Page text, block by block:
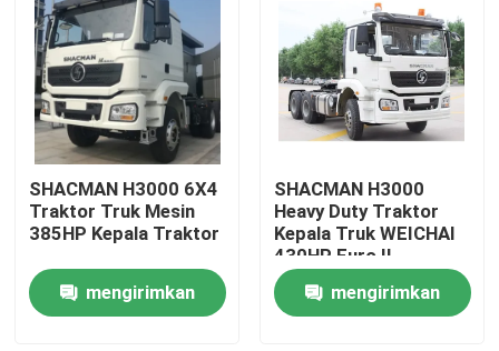
SHACMAN H3000 6X4
Traktor Truk Mesin
385HP Kepala Traktor
mengirimkan
SHACMAN H3000
Heavy Duty Traktor
Kepala Truk WEICHAI
430HP Euro II
mengirimkan